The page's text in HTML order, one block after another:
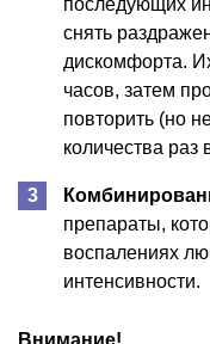
снять
дискомфорта.
часов, затем
повторить (но
количества раз
препараты,
воспалениях
интенсивности.
Внимание!